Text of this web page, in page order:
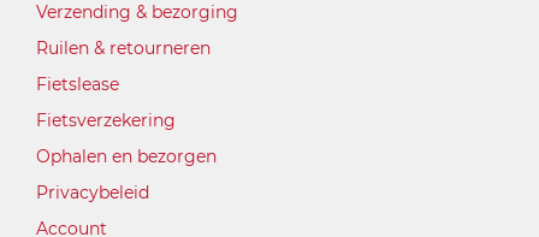
Verzending & bezorging
Ruilen & retourneren
Fietslease
Fietsverzekering
Ophalen en bezorgen
Privacybeleid
Account